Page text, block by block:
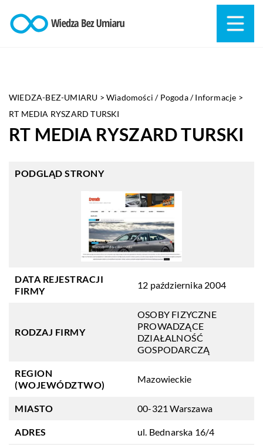
WIEDZA-BEZ-UMIARU >Wiadomości / Pogoda / Informacje >
RT MEDIA RYSZARD TURSKI
RT MEDIA RYSZARD TURSKI
PODGLĄD STRONY
DATA REJESTRACJI
FIRMY
12 października 2004
RODZAJ FIRMY
OSOBY FIZYCZNE
PROWADZĄCE
DZIAŁALNOŚĆ
GOSPODARCZĄ
REGION
(WOJEWÓDZTWO)
Mazowieckie
MIASTO 00-321 Warszawa
ADRES ul. Bednarska 16/4